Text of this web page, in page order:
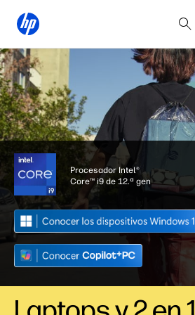
Procesador Intel®
Core™ i9 de 12.ª gen